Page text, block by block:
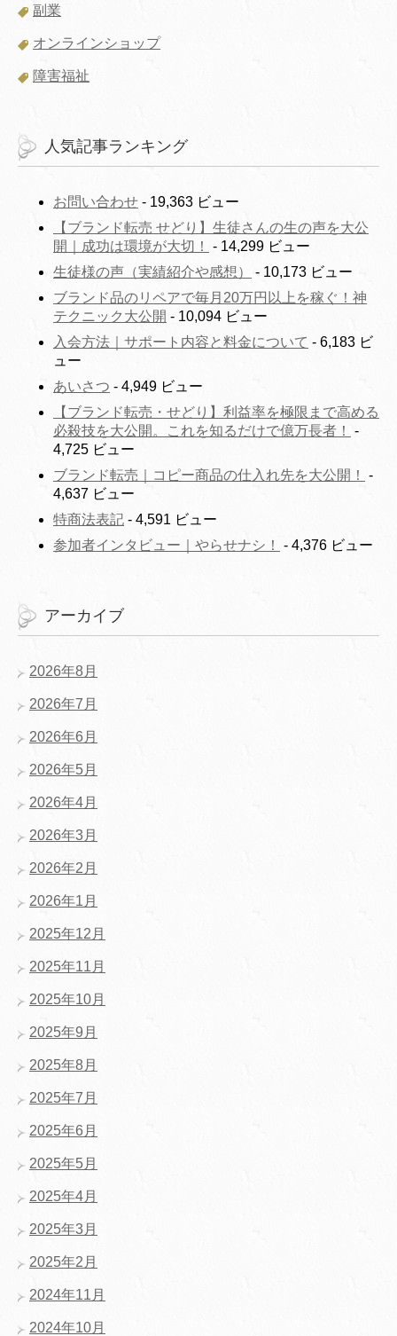
副業
オンラインショップ
障害福祉
人気記事ランキング
お問い合わせ - 19,363 ビュー
【ブランド転売 せどり】生徒さんの生の声を大公
開｜成功は環境が大切！
- 14,299 ビュー
生徒様の声（実績紹介や感想）
- 10,173 ビュー
ブランド品のリペアで毎月20万円以上を稼ぐ！神
テクニック大公開 - 10,094 ビュー
入会方法｜サポート内容と料金について - 6,183 ビ
ュー
あいさつ - 4,949 ビュー
【ブランド転売・せどり】利益率を極限まで高める
必殺技を大公開。これを知るだけで億万長者！
-
4,725 ビュー
ブランド転売｜コピー商品の仕入れ先を大公開！
-
4,637 ビュー
特商法表記 - 4,591 ビュー
参加者インタビュー｜やらせナシ！
- 4,376 ビュー
アーカイブ
2026年8月
2026年7月
2026年6月
2026年5月
2026年4月
2026年3月
2026年2月
2026年1月
2025年12月
2025年11月
2025年10月
2025年9月
2025年8月
2025年7月
2025年6月
2025年5月
2025年4月
2025年3月
2025年2月
2024年11月
2024年10月